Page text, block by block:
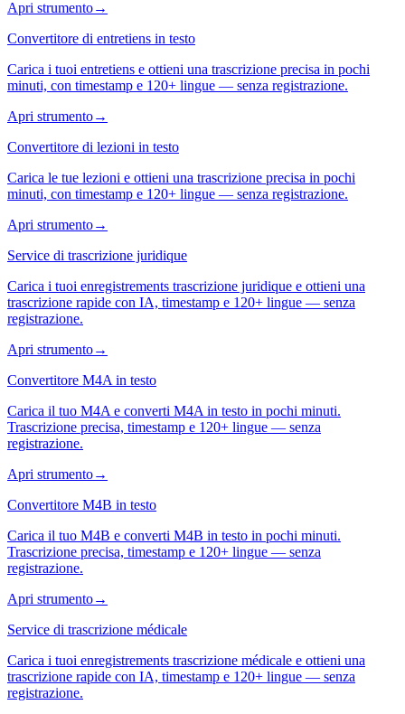
Apri strumento→
Convertitore di entretiens in testo
Carica i tuoi entretiens e ottieni una trascrizione precisa in pochi
minuti, con timestamp e 120+ lingue — senza registrazione.
Apri strumento→
Convertitore di lezioni in testo
Carica le tue lezioni e ottieni una trascrizione precisa in pochi
minuti, con timestamp e 120+ lingue — senza registrazione.
Apri strumento→
Service di trascrizione juridique
Carica i tuoi enregistrements trascrizione juridique e ottieni una
trascrizione rapide con IA, timestamp e 120+ lingue — senza
registrazione.
Apri strumento→
Convertitore M4A in testo
Carica il tuo M4A e converti M4A in testo in pochi minuti.
Trascrizione precisa, timestamp e 120+ lingue — senza
registrazione.
Apri strumento→
Convertitore M4B in testo
Carica il tuo M4B e converti M4B in testo in pochi minuti.
Trascrizione precisa, timestamp e 120+ lingue — senza
registrazione.
Apri strumento→
Service di trascrizione médicale
Carica i tuoi enregistrements trascrizione médicale e ottieni una
trascrizione rapide con IA, timestamp e 120+ lingue — senza
registrazione.